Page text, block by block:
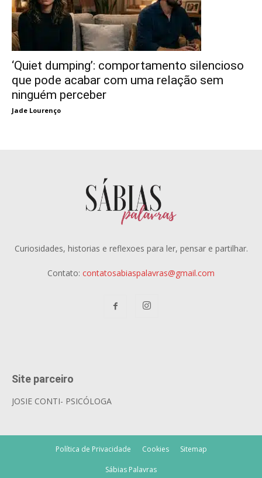
‘Quiet dumping’: comportamento silencioso
que pode acabar com uma relação sem
ninguém perceber
Jade Lourenço
Curiosidades, historias e reflexoes para ler, pensar e partilhar.
Contato: contatosabiaspalavras@gmail.com
Site parceiro
JOSIE CONTI- PSICÓLOGA
Política de Privacidade Cookies Sitemap
Sábias Palavras